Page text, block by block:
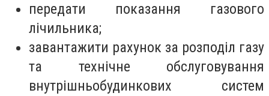
передати показання газового
лічильника;
завантажити рахунок за розподіл газу
та технічне обслуговування
внутрішньобудинкових систем